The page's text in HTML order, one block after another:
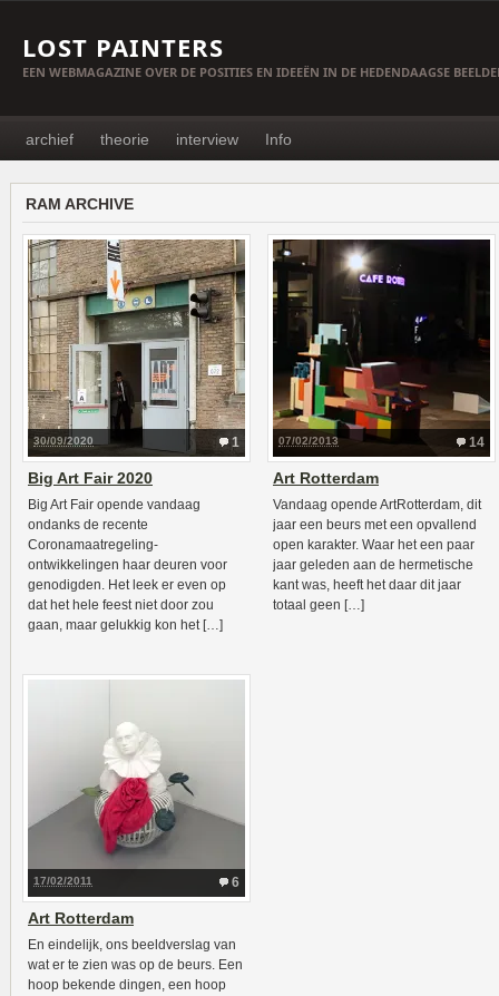
LOST PAINTERS
EEN WEBMAGAZINE OVER DE POSITIES EN IDEEËN IN DE HEDENDAAGSE
archief theorie interview Info
RAM ARCHIVE
1
30/09/2020
Big Art Fair 2020
Big Art Fair opende vandaag
ondanks de recente
Coronamaatregeling-
ontwikkelingen haar deuren voor
genodigden. Het leek er even op
dat het hele feest niet door zou
gaan, maar gelukkig kon het […]
14
07/02/2013
Art Rotterdam
Vandaag opende ArtRotterdam, dit
jaar een beurs met een opvallend
open karakter. Waar het een paar
jaar geleden aan de hermetische
kant was, heeft het daar dit jaar
totaal geen […]
6
17/02/2011
Art Rotterdam
En eindelijk, ons beeldverslag van
wat er te zien was op de beurs. Een
hoop bekende dingen, een hoop